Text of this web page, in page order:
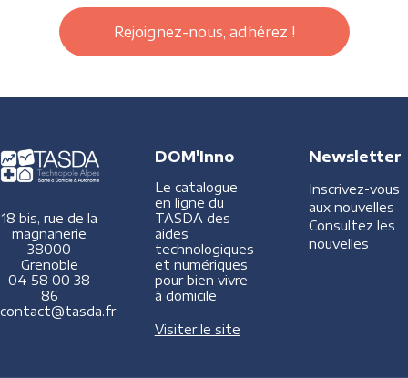
Rejoignez-nous, adhérez !
18 bis, rue de la
magnanerie
38000
Grenoble
04 58 00 38
86
contact@tasda.fr
DOM'Inno
Le catalogue
en ligne du
TASDA des
aides
technologiques
et numériques
pour bien vivre
à domicile
Visiter le site
Newsletter
Inscrivez-vous
aux nouvelles
Consultez les
nouvelles